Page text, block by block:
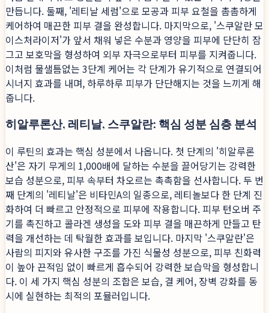
만듭니다. 둘째, '레티날 세럼'으로 모공과 피부 요철을 촘촘하게
케어하여 매끈한 피부 결을 완성합니다. 마지막으로, '스쿠알란 모
이스처라이저'가 앞서 채워 넣은 수분과 영양을 피부에 단단히 잠
그고 보호막을 형성하여 외부 자극으로부터 피부를 지켜줍니다.
이처럼 물샐틈없는 3단계 케어는 각 단계가 유기적으로 연결되어
시너지 효과를 내며, 하루하루 피부가 단단해지는 것을 느끼게 해
줍니다.
히알루론산, 레티날, 스쿠알란: 핵심 성분 심층 분석
이 루틴의 효과는 핵심 성분에서 나옵니다. 첫 단계의 '히알루론
산'은 자기 무게의 1,000배에 달하는 수분을 끌어당기는 강력한
보습 성분으로, 피부 속부터 차오르는 촉촉함을 선사합니다. 두 번
째 단계의 '레티날'은 비타민A의 일종으로, 레티놀보다 한 단계 진
화하여 더 빠르고 안정적으로 피부에 작용합니다. 피부 턴오버 주
기를 촉진하고 콜라겐 생성을 도와 피부 결을 매끈하게 만들고 탄
력을 개선하는 데 탁월한 효과를 보입니다. 마지막 '스쿠알란'은
사람의 피지와 유사한 구조를 가진 식물성 성분으로, 피부 친화력
이 높아 끈적임 없이 빠르게 흡수되어 강력한 보습막을 형성합니
다. 이 세 가지 핵심 성분의 조합은 보습, 결 케어, 장벽 강화를 동
시에 실현하는 최적의 포뮬러입니다.